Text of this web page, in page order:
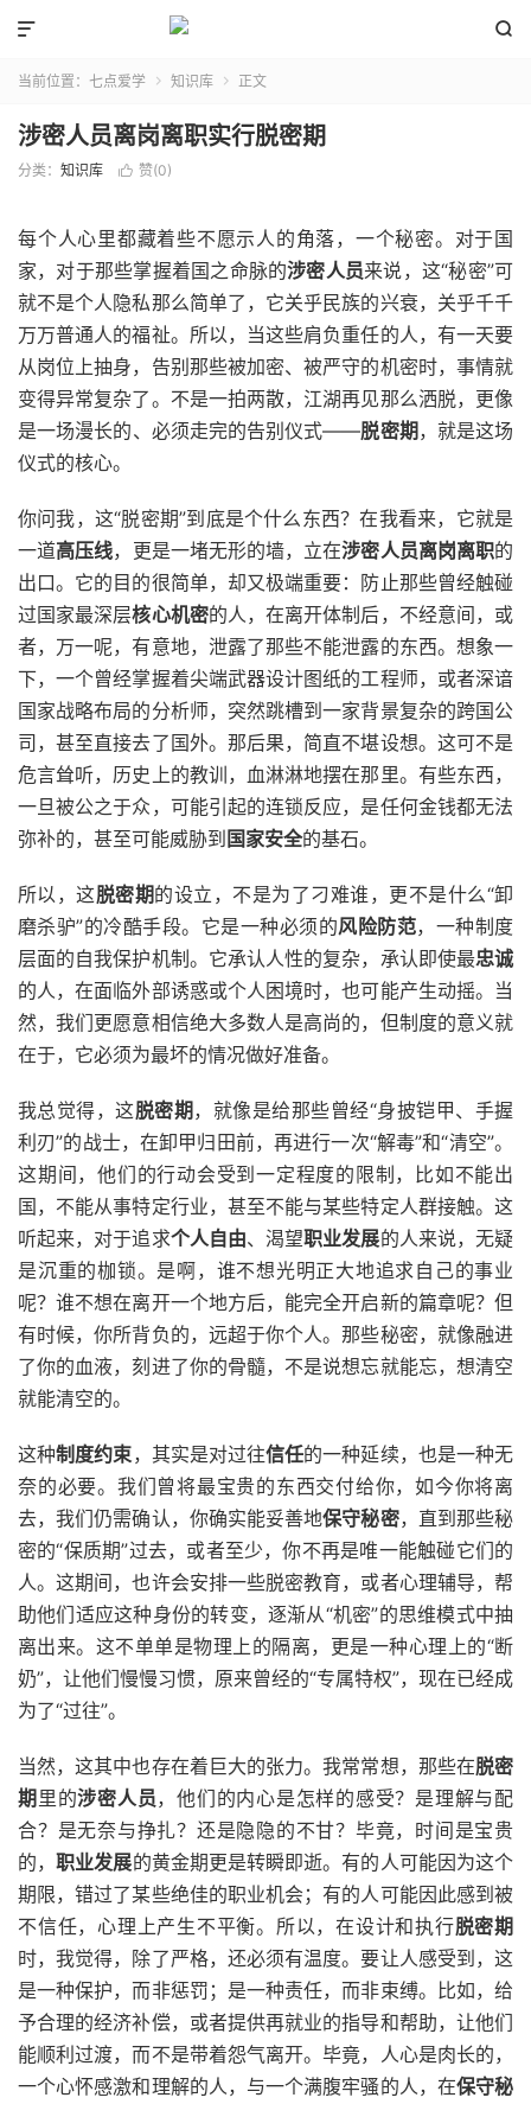


当前位置： 七点爱学  知识库  正文
涉密人员离岗离职实行脱密期
分类： 知识库  赞(0)
每个人心里都藏着些不愿示人的角落，一个秘密。对于国
家，对于那些掌握着国之命脉的涉密人员来说，这“秘密”可
就不是个人隐私那么简单了，它关乎民族的兴衰，关乎千千
万万普通人的福祉。所以，当这些肩负重任的人，有一天要
从岗位上抽身，告别那些被加密、被严守的机密时，事情就
变得异常复杂了。不是一拍两散，江湖再见那么洒脱，更像
是一场漫长的、必须走完的告别仪式——脱密期 ，就是这场
仪式的核心。
你问我，这“脱密期”到底是个什么东西？在我看来，它就是
一道高压线，更是一堵无形的墙，立在涉密人员离岗离职的
出口。它的目的很简单，却又极端重要：防止那些曾经触碰
过国家最深层核心机密的人，在离开体制后，不经意间，或
者，万一呢，有意地，泄露了那些不能泄露的东西。想象一
下，一个曾经掌握着尖端武器设计图纸的工程师，或者深谙
国家战略布局的分析师，突然跳槽到一家背景复杂的跨国公
司，甚至直接去了国外。那后果，简直不堪设想。这可不是
危言耸听，历史上的教训，血淋淋地摆在那里。有些东西，
一旦被公之于众，可能引起的连锁反应，是任何金钱都无法
弥补的，甚至可能威胁到 国家安全的基石。
所以，这脱密期的设立，不是为了刁难谁，更不是什么“卸
磨杀驴”的冷酷手段。它是一种必须的风险防范，一种制度
层面的自我保护机制。它承认人性的复杂，承认即使最忠诚
的人，在面临外部诱惑或个人困境时，也可能产生动摇。当
然，我们更愿意相信绝大多数人是高尚的，但制度的意义就
在于，它必须为最坏的情况做好准备。
我总觉得，这脱密期 ，就像是给那些曾经“身披铠甲、手握
利刃”的战士，在卸甲归田前，再进行一次“解毒”和“清空”。
这期间，他们的行动会受到一定程度的限制，比如不能出
国，不能从事特定行业，甚至不能与某些特定人群接触。这
听起来，对于追求个人自由、渴望职业发展的人来说，无疑
是沉重的枷锁。是啊，谁不想光明正大地追求自己的事业
呢？谁不想在离开一个地方后，能完全开启新的篇章呢？但
有时候，你所背负的，远超于你个人。那些秘密，就像融进
了你的血液，刻进了你的骨髓，不是说想忘就能忘，想清空
就能清空的。
这种制度约束，其实是对过往信任的一种延续，也是一种无
奈的必要。我们曾将最宝贵的东西交付给你，如今你将离
去，我们仍需确认，你确实能妥善地保守秘密，直到那些秘
密的“保质期”过去，或者至少，你不再是唯一能触碰它们的
人。这期间，也许会安排一些脱密教育，或者心理辅导，帮
助他们适应这种身份的转变，逐渐从“机密”的思维模式中抽
离出来。这不单单是物理上的隔离，更是一种心理上的“断
奶”，让他们慢慢习惯，原来曾经的“专属特权”，现在已经成
为了“过往”。
当然，这其中也存在着巨大的张力。我常常想，那些在脱密
期 里的涉密人员，他们的内心是怎样的感受？是理解与配
合？是无奈与挣扎？还是隐隐的不甘？毕竟，时间是宝贵
的，职业发展的黄金期更是转瞬即逝。有的人可能因为这个
期限，错过了某些绝佳的职业机会；有的人可能因此感到被
不信任，心理上产生不平衡。所以，在设计和执行脱密期
时，我觉得，除了严格，还必须有温度。要让人感受到，这
是一种保护，而非惩罚；是一种责任，而非束缚。比如，给
予合理的经济补偿，或者提供再就业的指导和帮助，让他们
能顺利过渡，而不是带着怨气离开。毕竟，人心是肉长的，
一个心怀感激和理解的人，与一个满腹牢骚的人，在保守秘